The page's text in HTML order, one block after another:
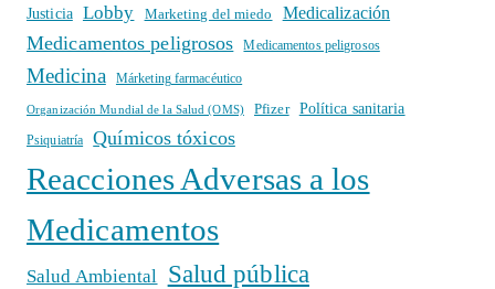
Justicia
Lobby Marketing del miedo Medicalización
Medicamentos peligrosos Medicamentos peligrosos
Medicina Márketing farmacéutico
Organización Mundial de la Salud (OMS) Pfizer Política sanitaria
Psiquiatría Químicos tóxicos
Reacciones Adversas a los
Medicamentos
Salud Ambiental Salud pública